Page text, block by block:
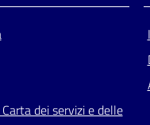
dei servizi e delle